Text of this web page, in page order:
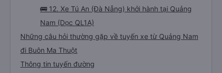
🚌 12. Xe Tú An (Đà Nẵng) khởi hành tại Quảng
Nam (Dọc QL1A)
Những câu hỏi thường gặp về tuyến xe từ Quảng Nam
đi Buôn Ma Thuột
Thông tin tuyến đường